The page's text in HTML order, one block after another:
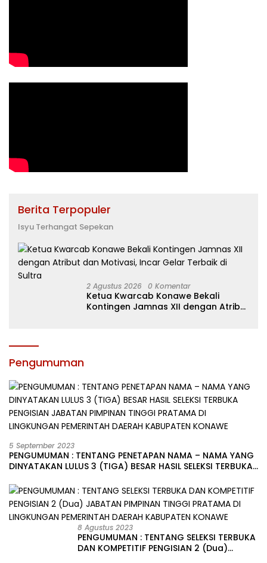
Berita Terpopuler
Isyu Terhangat Sepekan
2 Agustus 2026 0 Komentar
Ketua Kwarcab Konawe Bekali
Kontingen Jamnas XII dengan Atribut
Pengumuman
5 September 2023
PENGUMUMAN : TENTANG PENETAPAN NAMA – NAMA YANG
DINYATAKAN LULUS 3 (TIGA) BESAR HASIL SELEKSI TERBUKA
LINGKUNGAN PEMERINTAH DAERAH KABUPATEN KONAWE
8 Agustus 2023
PENGUMUMAN : TENTANG SELEKSI TERBUKA
DAN KOMPETITIF PENGISIAN 2 (Dua)